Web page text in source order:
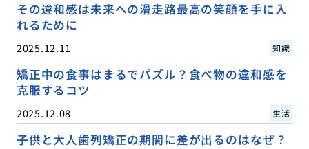
その違和感は未来への滑走路最高の笑顔を手に入
れるために
2025.12.11 知識
矯正中の食事はまるでパズル？食べ物の違和感を
克服するコツ
2025.12.08 生活
子供と大人歯列矯正の期間に差が出るのはなぜ？